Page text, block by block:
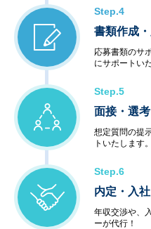
Step.4
書類作成
応募書類のサ
にサポートい
Step.5
面接・選考
想定質問の提
トいたします。
Step.6
内定・入社
年収交渉や、
ーが代行！